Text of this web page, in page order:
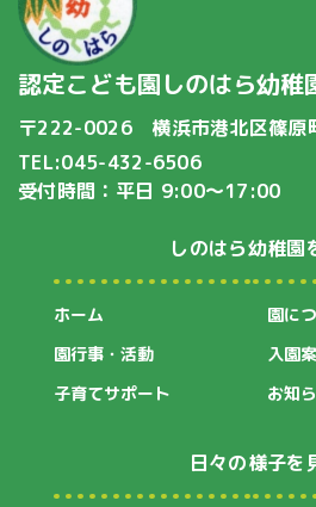
認定こども園しのはら幼稚
〒222-0026 横浜市港北区篠原
TEL:045-432-6506
受付時間：平日 9:00〜17:00
しのはら幼稚園
ホーム
園に
園行事・活動
入園
子育てサポート
お知
日々の様子を